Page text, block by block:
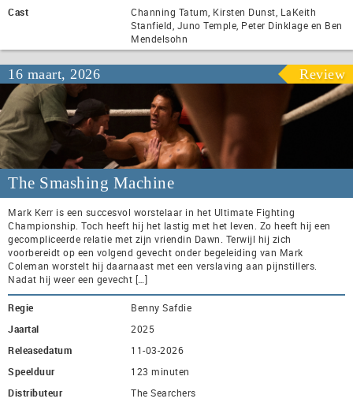
Cast
Channing Tatum, Kirsten Dunst, LaKeith
Stanfield, Juno Temple, Peter Dinklage en Ben
Mendelsohn
16 maart, 2026 Review
The Smashing Machine
Mark Kerr is een succesvol worstelaar in het Ultimate Fighting
Championship. Toch heeft hij het lastig met het leven. Zo heeft hij een
gecompliceerde relatie met zijn vriendin Dawn. Terwijl hij zich
voorbereidt op een volgend gevecht onder begeleiding van Mark
Coleman worstelt hij daarnaast met een verslaving aan pijnstillers.
Nadat hij weer een gevecht […]
Regie
Benny Safdie
Jaartal
2025
Releasedatum
11-03-2026
Speelduur
123 minuten
Distributeur
The Searchers